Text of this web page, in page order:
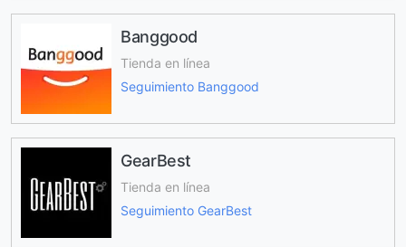
Banggood
Tienda en línea
Seguimiento Banggood
GearBest
Tienda en línea
Seguimiento GearBest